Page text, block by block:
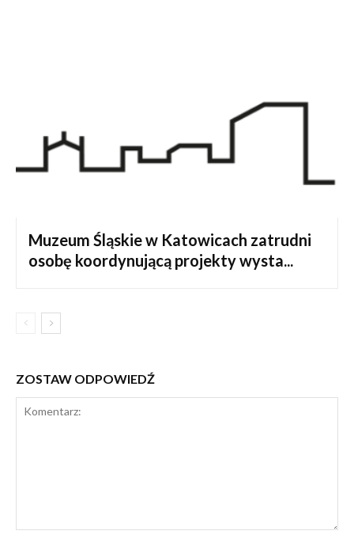
Muzeum Śląskie w Katowicach zatrudni
osobę koordynującą projekty wysta...
ZOSTAW ODPOWIEDŹ